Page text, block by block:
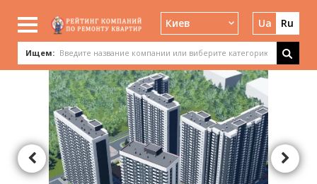
Киев Ua Ru
Ищем: